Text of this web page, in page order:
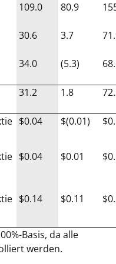
109.0 80.9
30.6 3.7
34.0 (5.3)
31.2 1.8
$0.04 $(0.01)
$0.04 $0.01
$0.14 $0.11
Basis, da alle
werden.